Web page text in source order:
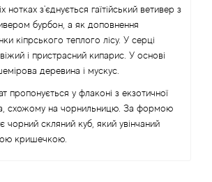
нотках з'єднується гаїтійський ветивер з
бурбон, а як доповнення
кіпрського теплого лісу. У серці
і пристрасний кипарис. У основі
деревина і мускус.
пропонується у флаконі з екзотичної
схожому на чорнильницю. За формою
чорний скляний куб, який увінчаний
кришечкою.